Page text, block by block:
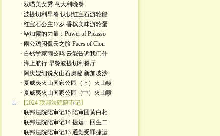
· 双喵美女秀 意大利晚餐
· 波提切利早餐 认识红宝石游轮船
· 红宝石公主17岁 香槟美味游轮蛋
· 毕加索的力量：Power of Picasso
· 雨公鸡闲侃云之脸 Faces of Clou
· 自然学家雨公鸡 云能告诉我们什
· 海上航行 早餐波提切利餐厅
· 阿庆嫂细说火山石奥秘 新加坡沙
· 夏威夷火山国家公园（下）火山喷
· 夏威夷火山国家公园（中）火山喷
【2024 联邦法院陪审记】
· 联邦法院陪审记15 陪审团黄白相
· 联邦法院陪审记14 捷运一回生二
· 联邦法院陪审记13 通勤受罪捷运